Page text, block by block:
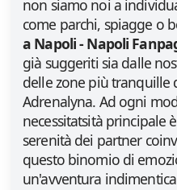
non siamo noi a
come parchi, spiagge o
a Napoli - Napoli
già suggeriti sia dalle
delle zone più tranquille
Adrenalyna. Ad ogni
necessitatsità principale
serenità dei partner
questo binomio di
un'avventura